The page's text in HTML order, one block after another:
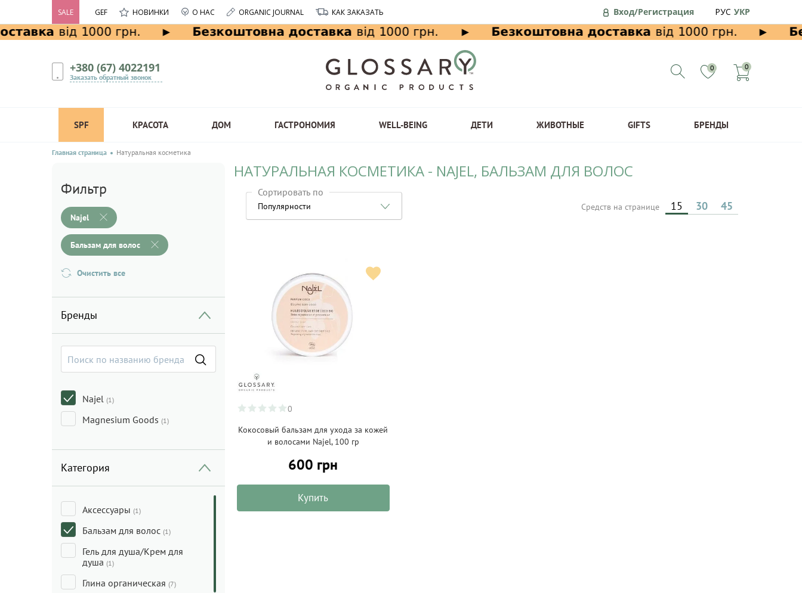
SALE GEF НОВИНКИ О НАС ORGANIC JOURNAL КАК ЗАКАЗАТЬ Вход/Регистрация РУС УКР
+380 (67) 4022191
Заказать обратный звонок
0 0
SPF КРАСОТА ДОМ ГАСТРОНОМИЯ WELL-BEING ДЕТИ ЖИВОТНЫЕ GIFTS БРЕНДЫ
Главная страница Натуральная косметика
Фильтр
Najel
Бальзам для волос
Очистить все
Бренды
Najel (1)
Magnesium Goods (1)
Категория
Аксессуары (1)
Бальзам для волос (1)
Гель для душа/Крем для
душа (1)
Глина органическая (7)
НАТУРАЛЬНАЯ КОСМЕТИКА - NAJEL, БАЛЬЗАМ ДЛЯ ВОЛОС
Сортировать по
Популярности Средств на странице 15 30 45
0
Кокосовый бальзам для ухода за кожей
и волосами Najel, 100 гр
600 грн
Купить